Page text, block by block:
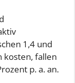
1,4 und
kosten, fallen
p. a. an.